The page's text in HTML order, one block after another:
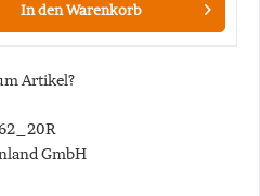
In denWarenkorb
Artikel?
GmbH